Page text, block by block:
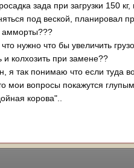
зада при загрузки 150
под веской, планировал
амморты???
нужно что бы увеличить
колхозить при замене??
я так понимаю что если туда
мои вопросы покажутся
корова"..